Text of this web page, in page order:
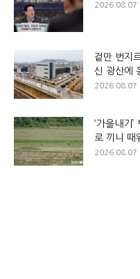
2026.08.07
겉만 번지
신 광산에
2026.08.07
‘가을내기
로 끼니 때
2026.08.07